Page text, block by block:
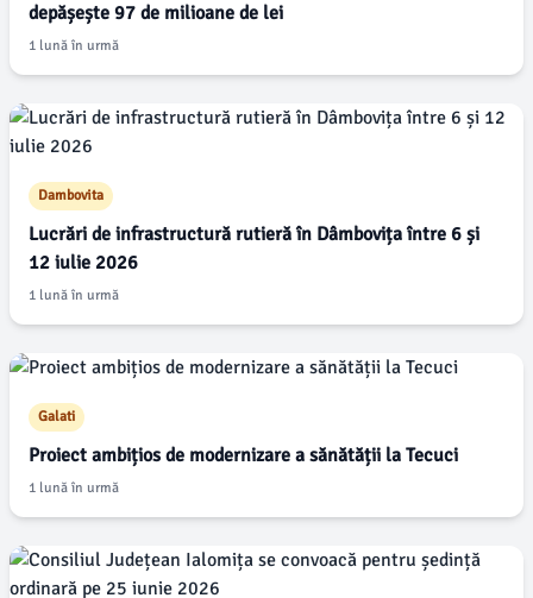
depășește 97 de milioane de lei
1 lună în urmă
Dambovita
Lucrări de infrastructură rutieră în Dâmbovița între 6 și
12 iulie 2026
1 lună în urmă
Galati
Proiect ambițios de modernizare a sănătății la Tecuci
1 lună în urmă